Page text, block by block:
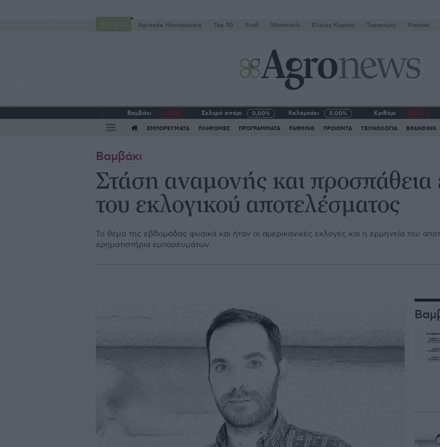
Έντυπα Agrenda Ηλεκτρονικά Top 50 Profi Winetrails Eλαίας Καρπός Τυροκόμος Fresher
Βαμβάκι -2,37% Σκληρό σιτάρι 0,00% Καλαμπόκι 0,00% Κριθάρι -6,71%
ΕΜΠΟΡΕΥΜΑΤΑ ΠΛΗΡΩΜΕΣ ΠΡΟΓΡΑΜΜΑΤΑ FARMING ΠΡΟΙΟΝΤΑ ΤΕΧΝΟΛΟΓΙΑ BRANDING
Βαμβάκι
Στάση αναµονής και προσπάθεια
του εκλογικού αποτελέσµατος
Το θέµα της εβδοµάδας φυσικά και ήταν οι αµερικανικές εκλογές και η ερµηνεία του
χρηµατιστήρια εµπορευµάτων.